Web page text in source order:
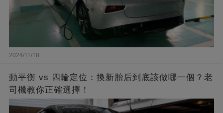
2024/11/18
動平衡 vs 四輪定位：換新胎后到底該做哪一個？老
司機教你正確選擇！